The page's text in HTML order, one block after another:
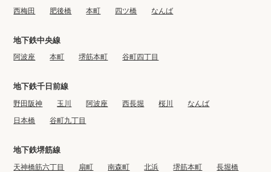
西梅田 肥後橋 本町 四ツ橋 なんば
地下鉄中央線
阿波座 本町 堺筋本町 谷町四丁目
地下鉄千日前線
野田阪神 玉川 阿波座 西長堀 桜川
なんば
日本橋
谷町九丁目
地下鉄堺筋線
天神橋筋六丁目 扇町 南森町 北浜 堺筋本町
長堀橋